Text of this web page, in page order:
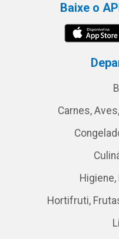
Baixe o
Carnes,
Hortifruti,